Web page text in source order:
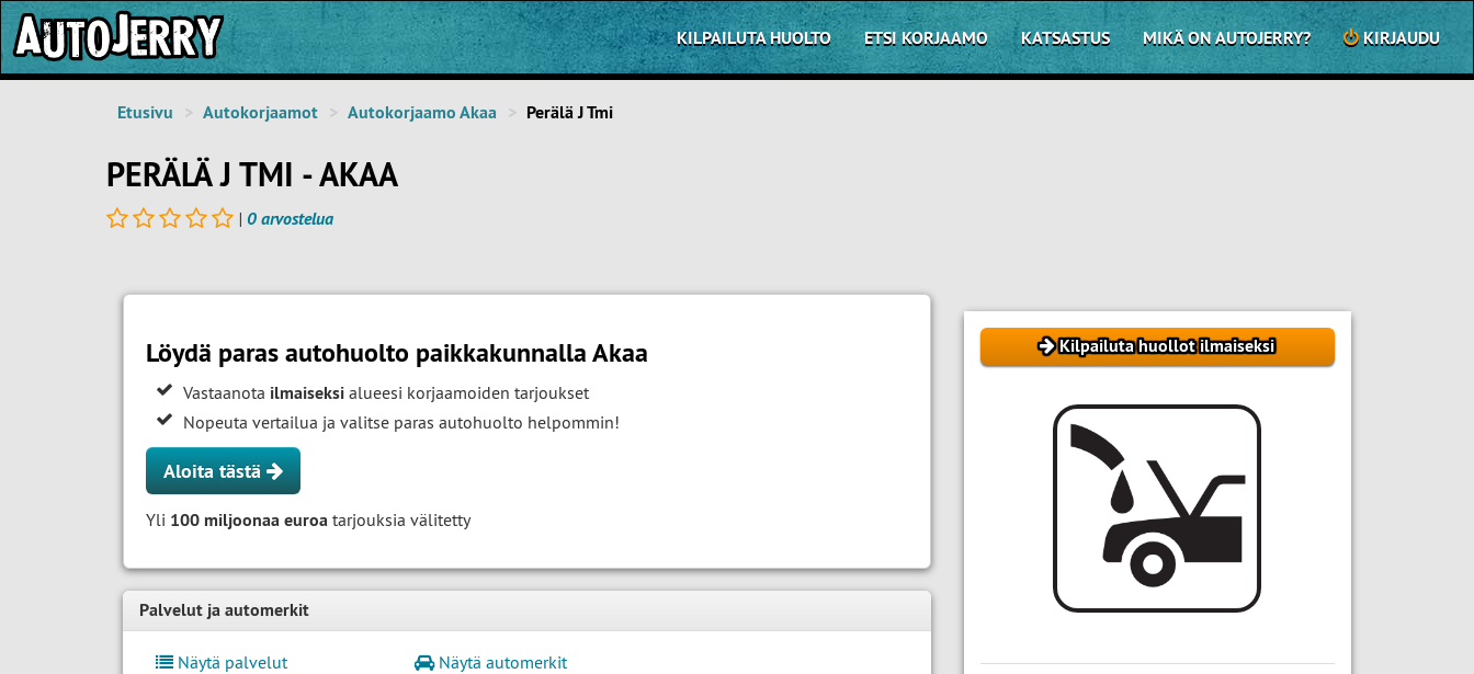
KILPAILUTA HUOLTO ETSI KORJAAMO KATSASTUS MIKÄ ON AUTOJERRY? KIRJAUDU
Etusivu Autokorjaamot Autokorjaamo Akaa Perälä J Tmi
PERÄLÄ J TMI - AKAA
| 0 arvostelua
Kilpailuta huollot ilmaiseksi
Löydä paras autohuolto paikkakunnalla Akaa
Vastaanota ilmaiseksi alueesi korjaamoiden tarjoukset
Nopeuta vertailua ja valitse paras autohuolto helpommin!
Aloita tästä
Yli 100 miljoonaa euroa tarjouksia välitetty
Palvelut ja automerkit
Näytä palvelut Näytä automerkit